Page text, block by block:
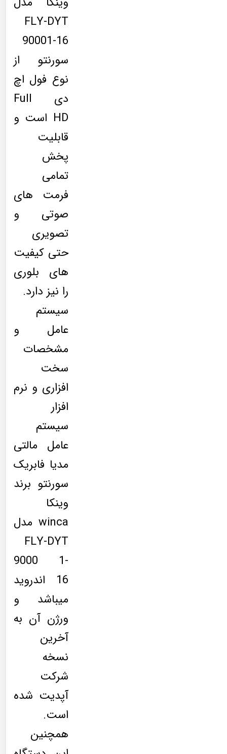
FLY-DYT
90001-16
سورنتو از
نوع فول اچ
دی Full
HD است و
قابلیت
پخش
تمامی
فرمت های
صوتی و
تصویری
حتی کیفیت
های بلوری
را نیز دارد.
سیستم
عامل و
مشخصات
سخت
افزاری و نرم
افزار
سیستم
عامل مالتی
مدیا فابریک
سورنتو برند
وینکا
winca مدل
FLY-DYT
9000 1-
16 اندروید
میباشد و
ورژن آن به
آخرین
نسخه
شرکت
آپدیت شده
است.
همچنین